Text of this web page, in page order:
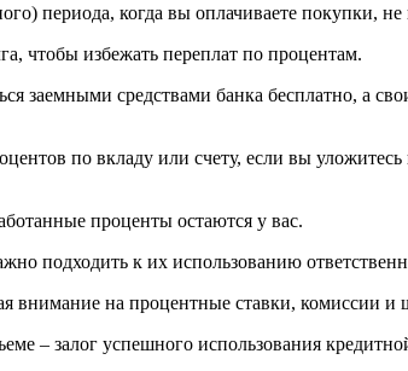
периода, когда вы оплачиваете покупки,
чтобы избежать переплат по процентам.
заемными средствами банка бесплатно, а
по вкладу или счету, если вы
проценты остаются у вас.
подходить к их использованию
внимание на процентные ставки, комиссии и
– залог успешного использования